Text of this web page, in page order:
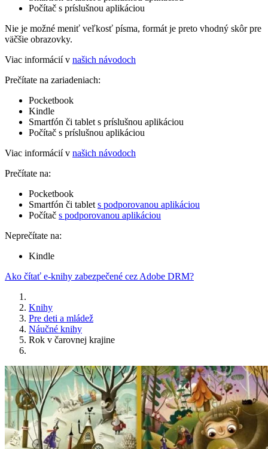
Počítač s príslušnou aplikáciou
Nie je možné meniť veľkosť písma, formát je preto vhodný skôr pre
väčšie obrazovky.
Viac informácií v našich návodoch
Prečítate na zariadeniach:
Pocketbook
Kindle
Smartfón či tablet s príslušnou aplikáciou
Počítač s príslušnou aplikáciou
Viac informácií v našich návodoch
Prečítate na:
Pocketbook
Smartfón či tablet s podporovanou aplikáciou
Počítač s podporovanou aplikáciou
Neprečítate na:
Kindle
Ako čítať e-knihy zabezpečené cez Adobe DRM?
Knihy
Pre deti a mládež
Náučné knihy
Rok v čarovnej krajine